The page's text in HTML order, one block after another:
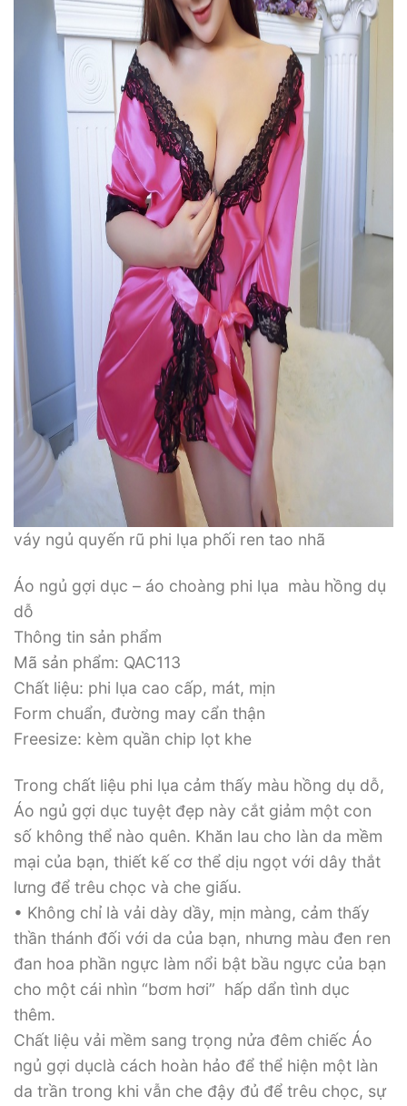
váy ngủ quyến rũ phi lụa phối ren tao nhã
Áo ngủ gợi dục – áo choàng phi lụa màu hồng dụ
dỗ
Thông tin sản phẩm
Mã sản phẩm: QAC113
Chất liệu: phi lụa cao cấp, mát, mịn
Form chuẩn, đường may cẩn thận
Freesize: kèm quần chip lọt khe
Trong chất liệu phi lụa cảm thấy màu hồng dụ dỗ,
Áo ngủ gợi dục tuyệt đẹp này cắt giảm một con
số không thể nào quên. Khăn lau cho làn da mềm
mại của bạn, thiết kế cơ thể dịu ngọt với dây thắt
lưng để trêu chọc và che giấu.
• Không chỉ là vải dày dầy, mịn màng, cảm thấy
thần thánh đối với da của bạn, nhưng màu đen ren
đan hoa phần ngực làm nổi bật bầu ngực của bạn
cho một cái nhìn “bơm hơi” hấp dẩn tình dục
thêm.
Chất liệu vải mềm sang trọng nửa đêm chiếc Áo
ngủ gợi dụclà cách hoàn hảo để thể hiện một làn
da trần trong khi vẫn che đậy đủ để trêu chọc, sự